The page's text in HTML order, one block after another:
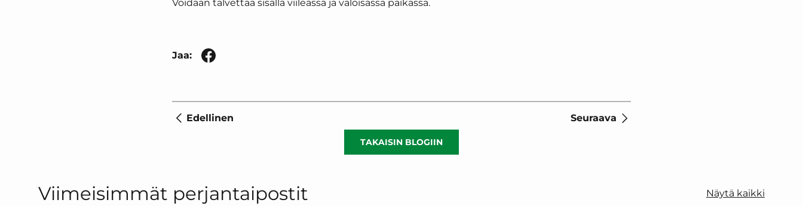
Voidaan talvettaa sisällä viileässä ja valoisassa paikassa.
Jaa:
Edellinen Seuraava
TAKAISIN BLOGIIN
Viimeisimmät perjantaipostit Näytä kaikki